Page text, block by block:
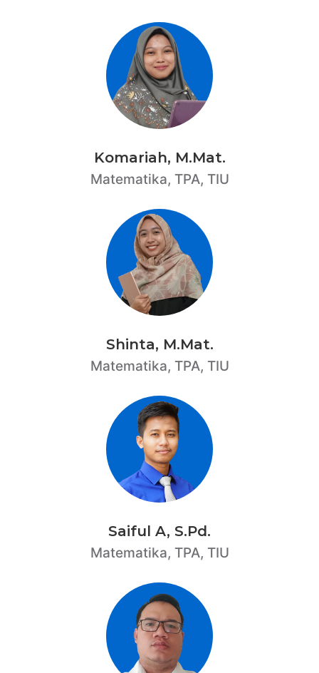
Komariah, M.Mat.
Matematika, TPA, TIU
Shinta, M.Mat.
Matematika, TPA, TIU
Saiful A, S.Pd.
Matematika, TPA, TIU